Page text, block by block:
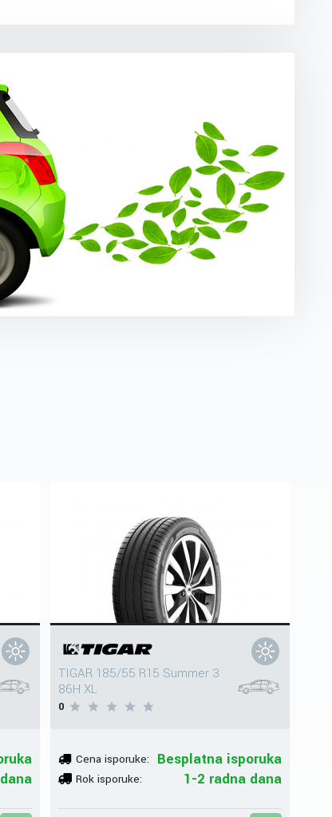
TIGAR 185/55 R15 Summer 3
86H XL
0
Cena isporuke: Besplatna isporuka
Rok isporuke: 1-2 radna dana